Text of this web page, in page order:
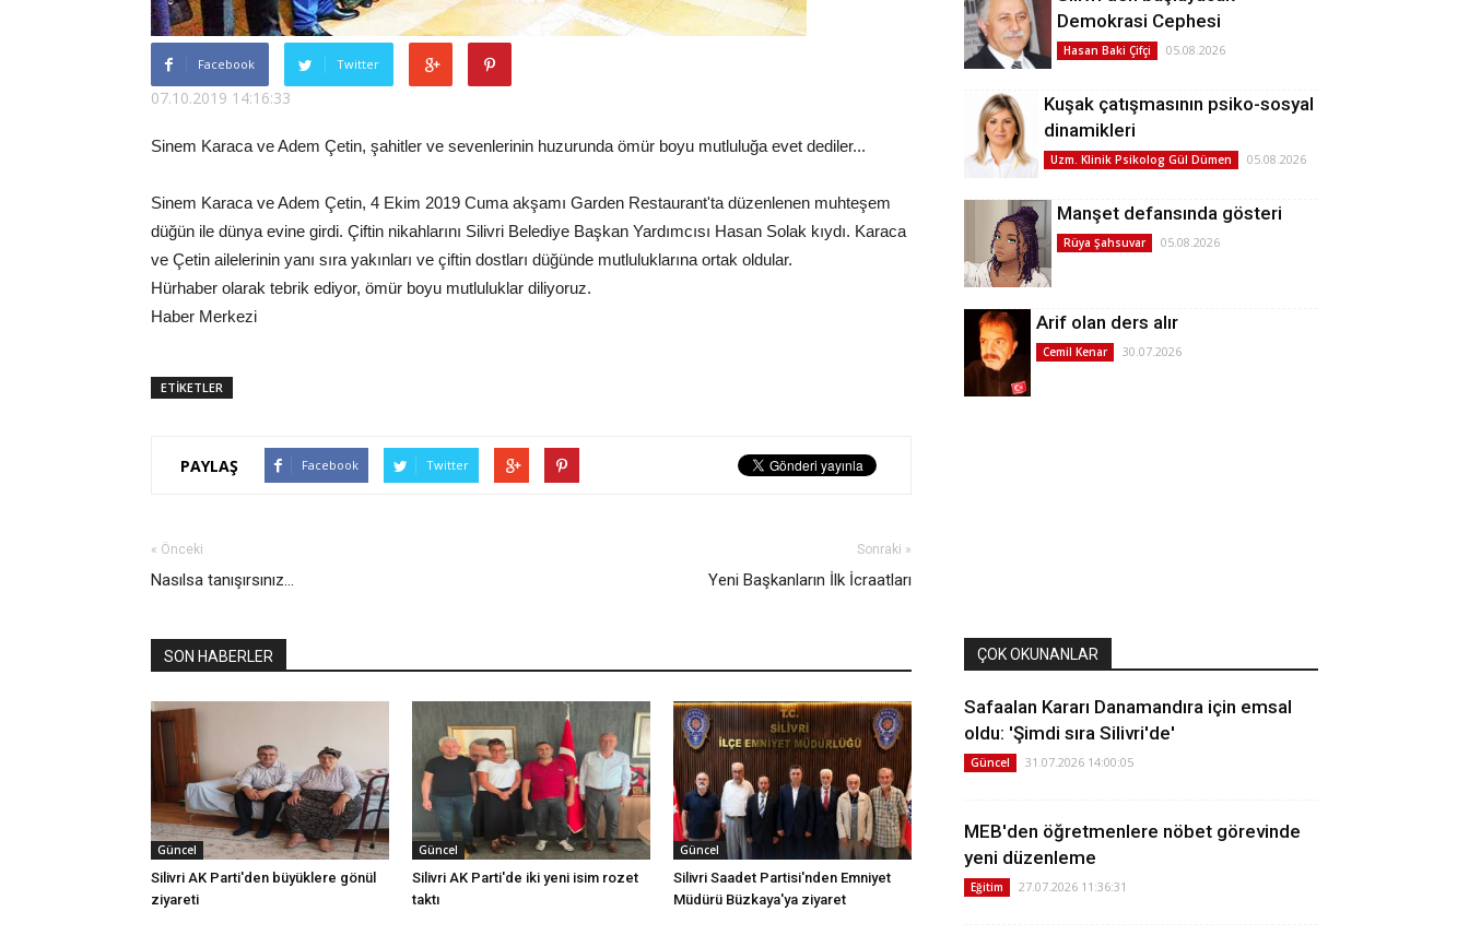
Facebook Twitter
07.10.2019 14:16:33
Sinem Karaca ve Adem Çetin, şahitler ve sevenlerinin huzurunda ömür boyu mutluluğa evet dediler...
Sinem Karaca ve Adem Çetin, 4 Ekim 2019 Cuma akşamı Garden Restaurant'ta düzenlenen muhteşem
düğün ile dünya evine girdi. Çiftin nikahlarını Silivri Belediye Başkan Yardımcısı Hasan Solak kıydı. Karaca
ve Çetin ailelerinin yanı sıra yakınları ve çiftin dostları düğünde mutluluklarına ortak oldular.
Hürhaber olarak tebrik ediyor, ömür boyu mutluluklar diliyoruz.
Haber Merkezi
ETİKETLER
PAYLAŞ Facebook Twitter
« Önceki
Nasılsa tanışırsınız...
Sonraki »
Yeni Başkanların İlk İcraatları
SON HABERLER
Güncel
Silivri AK Parti'den büyüklere gönül
ziyareti
Güncel
Silivri AK Parti'de iki yeni isim rozet
taktı
Güncel
Silivri Saadet Partisi'nden Emniyet
Müdürü Büzkaya'ya ziyaret
Demokrasi Cephesi
Hasan Baki Çifçi 05.08.2026
Kuşak çatışmasının psiko-sosyal
dinamikleri
Uzm. Klinik Psikolog Gül Dümen 05.08.2026
Manşet defansında gösteri
Rüya Şahsuvar 05.08.2026
Arif olan ders alır
Cemil Kenar 30.07.2026
ÇOK OKUNANLAR
Safaalan Kararı Danamandıra için emsal
oldu: 'Şimdi sıra Silivri'de'
Güncel 31.07.2026 14:00:05
MEB'den öğretmenlere nöbet görevinde
yeni düzenleme
Eğitim 27.07.2026 11:36:31